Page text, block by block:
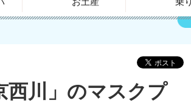
西川」のマスクプ